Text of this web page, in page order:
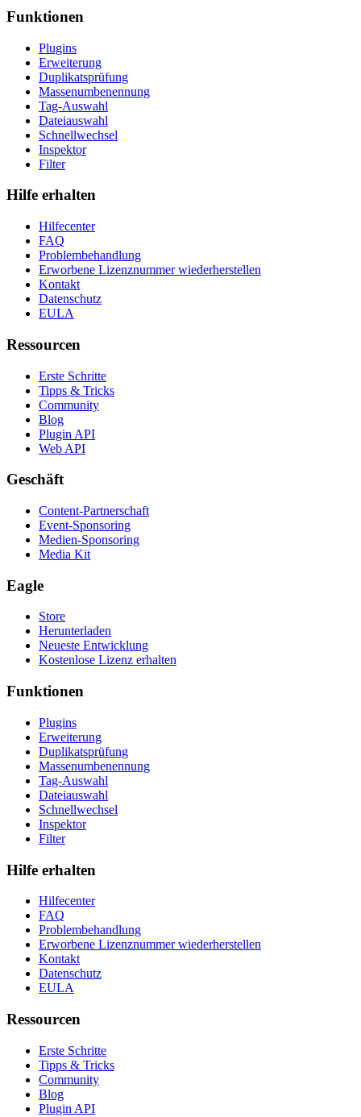
Funktionen
Plugins
Erweiterung
Duplikatsprüfung
Massenumbenennung
Tag-Auswahl
Dateiauswahl
Schnellwechsel
Inspektor
Filter
Hilfe erhalten
Hilfecenter
FAQ
Problembehandlung
Erworbene Lizenznummer wiederherstellen
Kontakt
Datenschutz
EULA
Ressourcen
Erste Schritte
Tipps & Tricks
Community
Blog
Plugin API
Web API
Geschäft
Content-Partnerschaft
Event-Sponsoring
Medien-Sponsoring
Media Kit
Eagle
Store
Herunterladen
Neueste Entwicklung
Kostenlose Lizenz erhalten
Funktionen
Plugins
Erweiterung
Duplikatsprüfung
Massenumbenennung
Tag-Auswahl
Dateiauswahl
Schnellwechsel
Inspektor
Filter
Hilfe erhalten
Hilfecenter
FAQ
Problembehandlung
Erworbene Lizenznummer wiederherstellen
Kontakt
Datenschutz
EULA
Ressourcen
Erste Schritte
Tipps & Tricks
Community
Blog
Plugin API